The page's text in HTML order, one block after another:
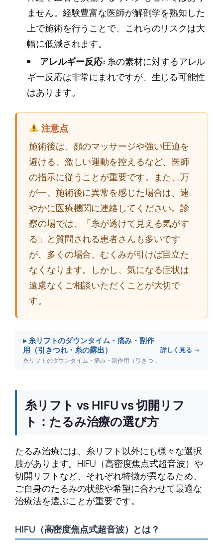
ません。経験豊富な医師が解剖学を熟知した
上で施術を行うことで、これらのリスクは大
幅に低減されます。
アレルギー反応: 糸の素材に対するアレル
ギー反応は非常にまれですが、生じる可能性
はあります。
注意点
施術後は、顔のマッサージや強い圧迫を
避ける、激しい運動を控えるなど、医師
の指示に従うことが重要です。また、万
が一、施術後に異常を感じた場合は、速
やかに医療機関に連絡してください。診
察の場では、「糸が透けて見える気がす
る」と質問される患者さんも多いです
が、多くの場合、むくみが引けば目立た
なくなります。しかし、気になる症状は
遠慮なくご相談いただくことが大切で
す。
▸ 糸リフトのダウンタイム・痛み・副作
用（引きつれ・糸の露出）
糸リフトのダウンタイム・痛み・副作用（引きつれ・糸の露出）について詳しく解説します。
詳しく見る →
糸リフト vs HIFU vs 切開リフ
ト：たるみ治療の選び方
たるみ治療には、糸リフト以外にも様々な選択
肢があります。HIFU（高密度焦点式超音波）や
切開リフトなど、それぞれ特徴が異なるため、
ご自身のたるみの状態や希望に合わせて最適な
治療法を選ぶことが重要です。
HIFU（高密度焦点式超音波）とは？